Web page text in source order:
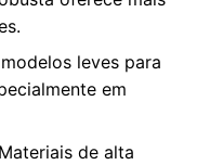
leves para
em
de alta